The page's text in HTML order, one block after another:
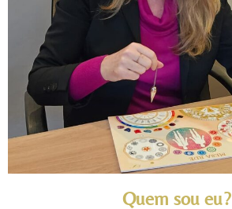
Quem sou eu?